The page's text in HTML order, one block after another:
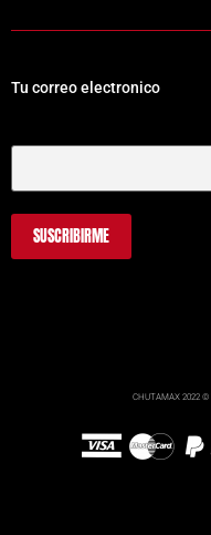
Tu correo electronico
CHUTAMAX 2022 ©